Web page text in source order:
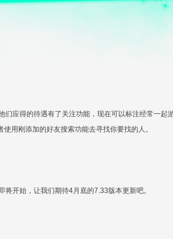
们应得的待遇有了关注功能，现在可以标注经常一
使用刚添加的好友搜索功能去寻找你要找的人。
将开始，让我们期待4月底的7.33版本更新吧。